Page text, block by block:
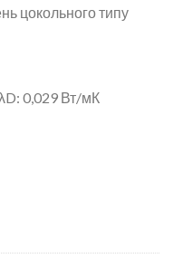
цокольного типу
0,029 Вт/мК